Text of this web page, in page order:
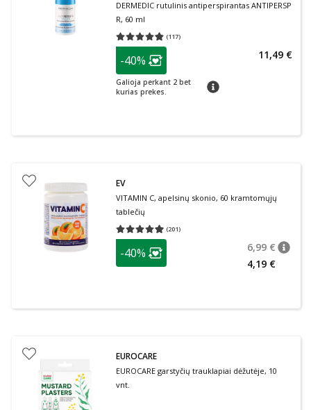
DERMEDIC rutulinis antiperspirantas ANTIPERSP
R, 60 ml
(117)
Vidutinis įvertinimas 4.79
patarimas
Lojalumo klubo narių nuolaida
-40%
Galioja perkant 2 bet
kurias prekes.
patarimas
11,49 €
EV
VITAMIN C, apelsinų skonio, 60 kramtomųjų
tablečių
(201)
Vidutinis įvertinimas 4.94
patarimas
Lojalumo klubo narių nuolaida
-40% 6,99 €
4,19 €
EUROCARE
EUROCARE garstyčių trauklapiai dėžutėje, 10
vnt.